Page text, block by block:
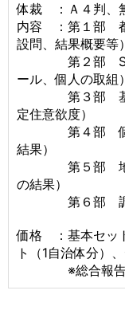
体裁 ：Ａ４判、
内容 ：第１部 都
設問、結
第２部 SDGs
ール、個人の取組）
第３部 基本指
定住意欲度）
第４部 個人
結果）
第５部 地域
の結果）
第６部 調
価格 ：基本セッ
ト（1自治体分）
※総合報告書